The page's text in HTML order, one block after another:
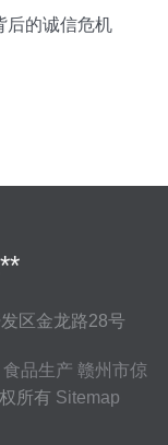
后的诚信危机
区金龙路28号
食品生产 赣州市倞
所有 Sitemap